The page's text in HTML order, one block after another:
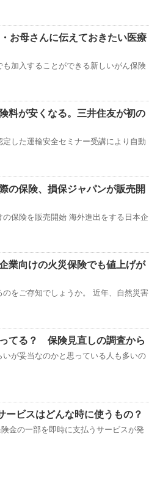
お母さんに伝えておきたい医療
加入することができる新しいがん保険
料が安くなる。三井住友が初の
した運輸安全セミナー受講により自動
の保険、損保ジャパンが販売開
保険を販売開始 海外進出をする日本企
業向けの火災保険でも値上げが
をご存知でしょうか。 近年、自然災害
てる？ 保険見直しの調査から
が妥当なのかと思っている人も多いの
ービスはどんな時に使うもの？
金の一部を即時に支払うサービスが発